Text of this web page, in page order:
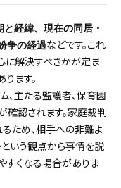
と経緯、現在の同居・
争の経過などです。これ
に解決すべきかが定ま
ます。
、主たる監護者、保育園
確認されます。家庭裁判
ため、相手への非難よ
いう観点から事情を説
すくなる場合がありま